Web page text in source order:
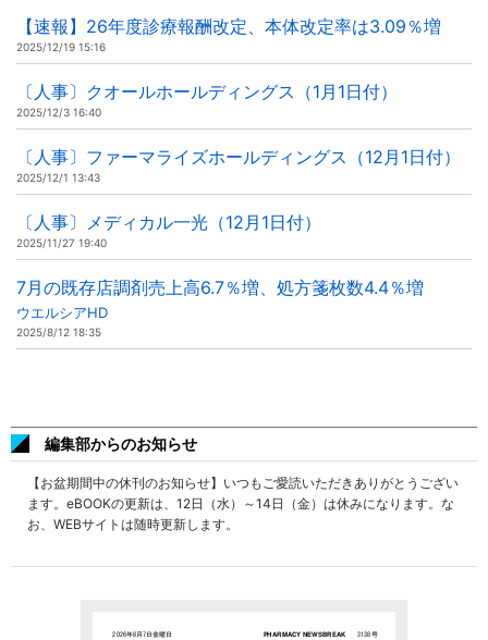
【速報】26年度診療報酬改定、本体改定率は3.09％増
2025/12/19 15:16
〔人事〕クオールホールディングス（1月1日付）
2025/12/3 16:40
〔人事〕ファーマライズホールディングス（12月1日付）
2025/12/1 13:43
〔人事〕メディカル一光（12月1日付）
2025/11/27 19:40
7月の既存店調剤売上高6.7％増、処方箋枚数4.4％増
ウエルシアHD
2025/8/12 18:35
編集部からのお知らせ
【お盆期間中の休刊のお知らせ】いつもご愛読いただきありがとうござい
ます。eBOOKの更新は、12日（水）～14日（金）は休みになります。な
お、WEBサイトは随時更新します。